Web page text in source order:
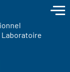
Laboratoire